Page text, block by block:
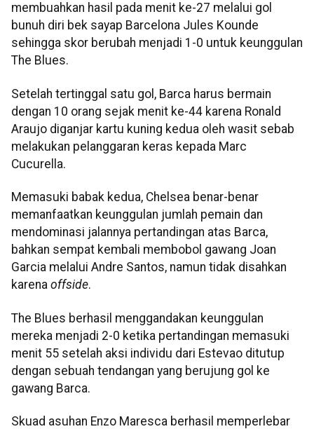
membuahkan hasil pada menit ke-27 melalui gol
bunuh diri bek sayap Barcelona Jules Kounde
sehingga skor berubah menjadi 1-0 untuk keunggulan
The Blues.
Setelah tertinggal satu gol, Barca harus bermain
dengan 10 orang sejak menit ke-44 karena Ronald
Araujo diganjar kartu kuning kedua oleh wasit sebab
melakukan pelanggaran keras kepada Marc
Cucurella.
Memasuki babak kedua, Chelsea benar-benar
memanfaatkan keunggulan jumlah pemain dan
mendominasi jalannya pertandingan atas Barca,
bahkan sempat kembali membobol gawang Joan
Garcia melalui Andre Santos, namun tidak disahkan
karena offside.
The Blues berhasil menggandakan keunggulan
mereka menjadi 2-0 ketika pertandingan memasuki
menit 55 setelah aksi individu dari Estevao ditutup
dengan sebuah tendangan yang berujung gol ke
gawang Barca.
Skuad asuhan Enzo Maresca berhasil memperlebar